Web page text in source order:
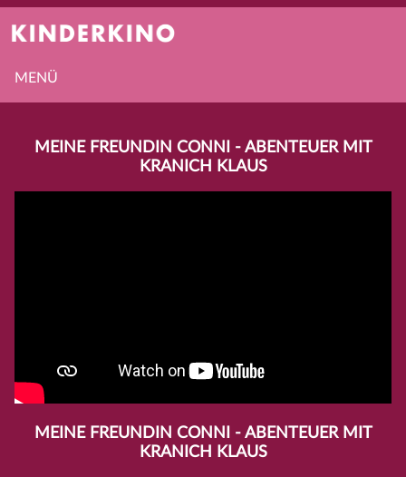
MENÜ
MEINE FREUNDIN CONNI - ABENTEUER MIT
KRANICH KLAUS
MEINE FREUNDIN CONNI - ABENTEUER MIT
KRANICH KLAUS